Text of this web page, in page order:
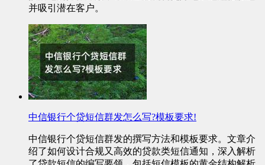
并吸引潜在客户。
中信银行个贷短信群发怎么写?模板要求!
中信银行个贷短信群发的撰写方法和模板要求。文章介
绍了如何设计合规又高效的贷款类短信通知，深入解析